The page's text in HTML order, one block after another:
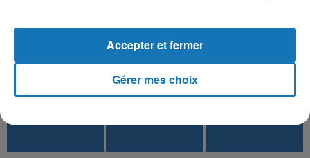
Taureau
Gérer mes choix
Accepter et fermer